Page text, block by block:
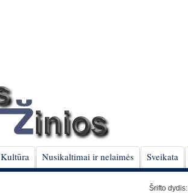
Kultūra Nusikaltimai ir nelaimės Sveikata
Šrifto dydis: